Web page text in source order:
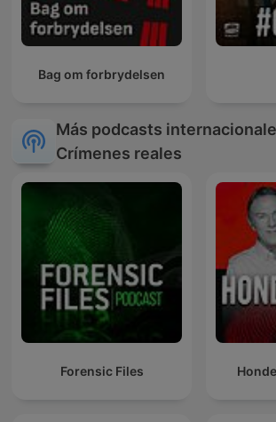
Bag om forbrydelsen
Más podcasts
Crímenes reales
Forensic Files